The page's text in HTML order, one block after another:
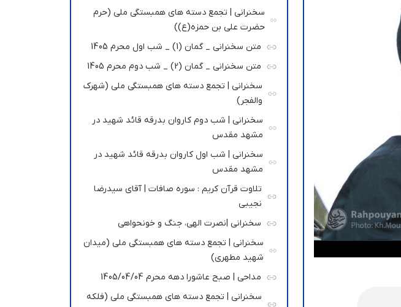
سخنرانی | تجمع دسته های همبستگی ملی (حرم
حضرت علی بن حمزه(ع))
متن سخنرانی _ گمان (1) _ شب اول محرم 1405
متن سخنرانی _ گمان (2) _ شب دوم محرم 1405
سخنرانی | تجمع دسته های همبستگی ملی (شهرک
والفجر)
سخنرانی | شب دوم کاروان بدرقه قائد شهید در
مشهد مقدس
سخنرانی | شب اول کاروان بدرقه قائد شهید در
مشهد مقدس
تلاوت قرآن کریم : سوره صافات | آقای سیدرضا
نجیبی
سخنرانی |نصرت الهی، جنگ و خونحواهی
سخنرانی | تجمع دسته های همبستگی ملی (میدان
شهید مطهری)
مداحی | صبح عاشورا دهه محرم 1405/04/04
سخنرانی | تجمع دسته های همبستگی ملی (فلکه